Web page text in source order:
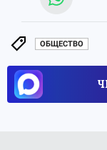
ОБЩЕСТВО